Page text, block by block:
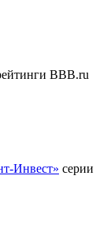
ВВВ.ru
Инвест» серии